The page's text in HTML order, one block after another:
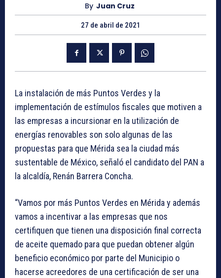
By Juan Cruz
27 de abril de 2021
La instalación de más Puntos Verdes y la
implementación de estímulos fiscales que motiven a
las empresas a incursionar en la utilización de
energías renovables son solo algunas de las
propuestas para que Mérida sea la ciudad más
sustentable de México, señaló el candidato del PAN a
la alcaldía, Renán Barrera Concha.
“Vamos por más Puntos Verdes en Mérida y además
vamos a incentivar a las empresas que nos
certifiquen que tienen una disposición final correcta
de aceite quemado para que puedan obtener algún
beneficio económico por parte del Municipio o
hacerse acreedores de una certificación de ser una